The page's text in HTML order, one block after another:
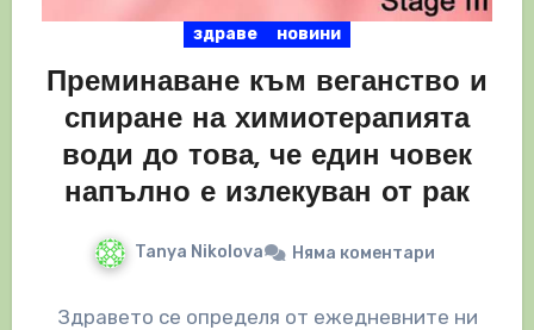
здраве новини
Преминаване към веганство и
спиране на химиотерапията
води до това, че един човек
напълно е излекуван от рак
Tanya Nikolova Няма коментари
Здравето се определя от ежедневните ни